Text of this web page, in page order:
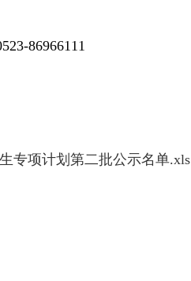
86966111
专项计划第二批公示名单.xls